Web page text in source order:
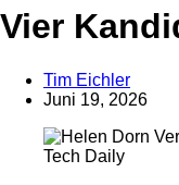
Vier
Tim Eichler
Juni 19, 2026
Tech Daily